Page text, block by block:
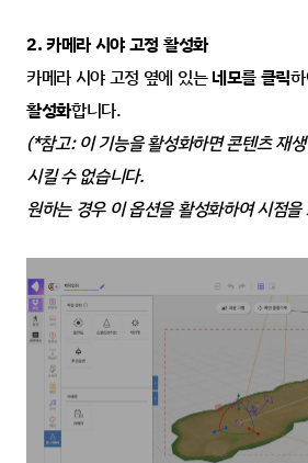
2. 카메라 시야 고정 활성화
카메라 시야 고정 옆에 있는 네모를 클릭
활성화합니다.
(*참고: 이 기능을 활성화하면 콘텐츠 재
시킬 수 없습니다.
원하는 경우 이 옵션을 활성화하여 시점